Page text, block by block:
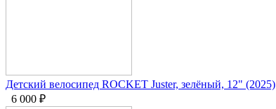
Детский велосипед ROCKET Juster, зелёный, 12" (2025)
6 000 ₽